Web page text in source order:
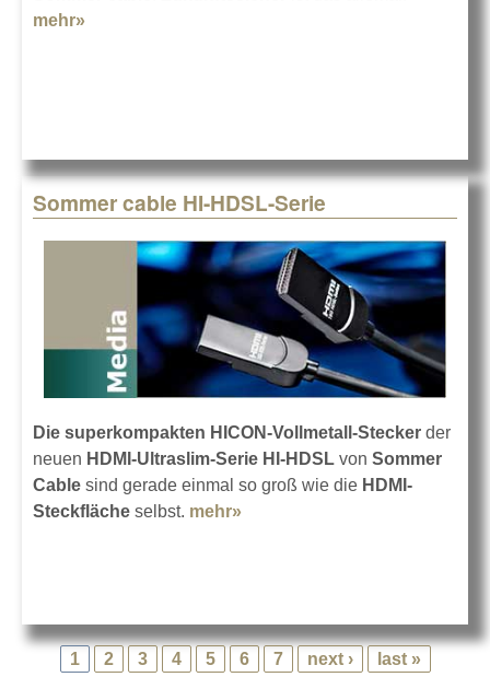
mehr»
Sommer cable HI-HDSL-Serie
Die superkompakten HICON-Vollmetall-Stecker der
neuen HDMI-Ultraslim-Serie HI-HDSL von Sommer
Cable sind gerade einmal so groß wie die HDMI-
Steckfläche selbst. mehr»
1 2 3 4 5 6 7 next › last »